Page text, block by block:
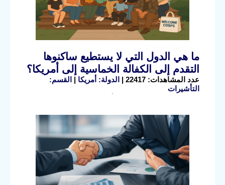
ما هي الدول التي لا يستطيع ساكنوها
التقدم إلى الكفالة الخماسية إلى أمريكا؟
عدد المشاهدات: 22417 | الدولة: أمريكا | القسم:
التأشيرات